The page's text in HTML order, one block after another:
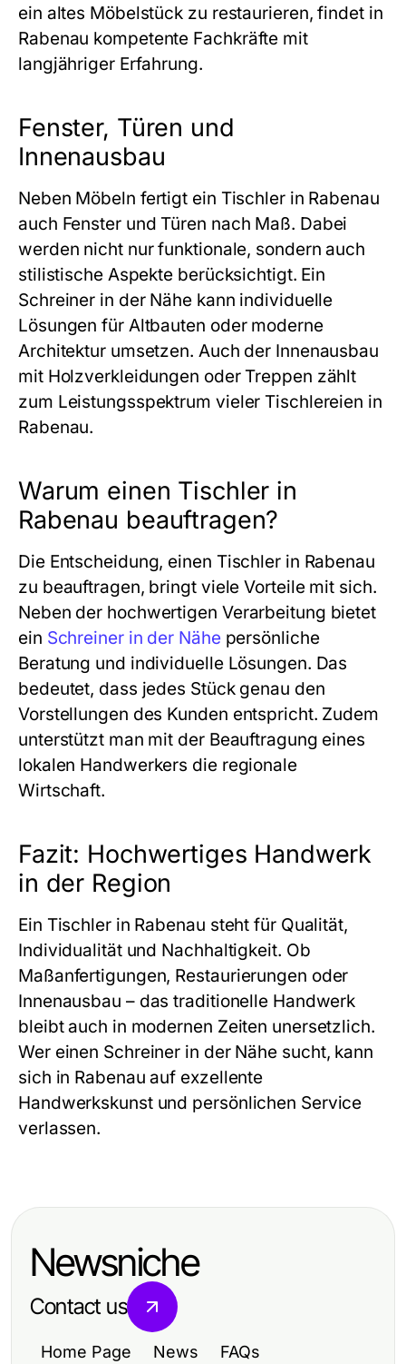
ein altes Möbelstück zu restaurieren, findet in
Rabenau kompetente Fachkräfte mit
langjähriger Erfahrung.
Fenster, Türen und
Innenausbau
Neben Möbeln fertigt ein Tischler in Rabenau
auch Fenster und Türen nach Maß. Dabei
werden nicht nur funktionale, sondern auch
stilistische Aspekte berücksichtigt. Ein
Schreiner in der Nähe kann individuelle
Lösungen für Altbauten oder moderne
Architektur umsetzen. Auch der Innenausbau
mit Holzverkleidungen oder Treppen zählt
zum Leistungsspektrum vieler Tischlereien in
Rabenau.
Warum einen Tischler in
Rabenau beauftragen?
Die Entscheidung, einen Tischler in Rabenau
zu beauftragen, bringt viele Vorteile mit sich.
Neben der hochwertigen Verarbeitung bietet
ein Schreiner in der Nähepersönliche
Beratung und individuelle Lösungen. Das
bedeutet, dass jedes Stück genau den
Vorstellungen des Kunden entspricht. Zudem
unterstützt man mit der Beauftragung eines
lokalen Handwerkers die regionale
Wirtschaft.
Fazit: Hochwertiges Handwerk
in der Region
Ein Tischler in Rabenau steht für Qualität,
Individualität und Nachhaltigkeit. Ob
Maßanfertigungen, Restaurierungen oder
Innenausbau – das traditionelle Handwerk
bleibt auch in modernen Zeiten unersetzlich.
Wer einen Schreiner in der Nähe sucht, kann
sich in Rabenau auf exzellente
Handwerkskunst und persönlichen Service
verlassen.
Newsniche
Contact us
Home Page News FAQs